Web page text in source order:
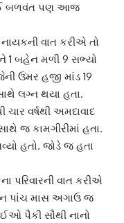
બળવંત પણ આજ
વાત કરીએ તો
1 બહેન મળી 9 સભ્યો
ઉંમર હજી માંડ 19
લગ્ન થયા હતા.
વર્ષથી અમદાવાદ
જ કામગીરીમાં હતા.
હતો. જોડે જ હતા
પરિવારની વાત કરીએ
પાંચ માસ અગાઉ જ
પૈકી સૌથી નાનો